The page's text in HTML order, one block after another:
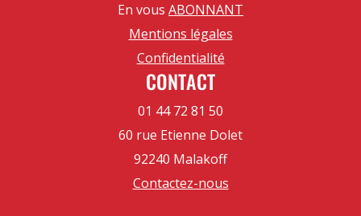
En vous ABONNANT
Mentions légales
Confidentialité
CONTACT
01 44 72 81 50
60 rue Etienne Dolet
92240 Malakoff
Contactez-nous